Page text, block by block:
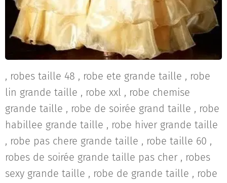
, robes taille 48 , robe ete grande taille , robe
lin grande taille , robe xxl , robe chemise
grande taille , robe de soirée grand taille , robe
habillee grande taille , robe hiver grande taille
, robe pas chere grande taille , robe taille 60 ,
robes de soirée grande taille pas cher , robes
sexy grande taille , robe de grande taille , robe